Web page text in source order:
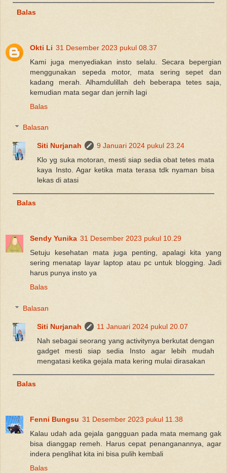
Balas
Okti Li 31 Desember 2023 pukul 08.37
Kami juga menyediakan insto selalu. Secara bepergian
menggunakan sepeda motor, mata sering sepet dan
kadang merah. Alhamdulillah deh beberapa tetes saja,
kemudian mata segar dan jernih lagi
Balas
Balasan
Siti Nurjanah
9 Januari 2024 pukul 23.24
Klo yg suka motoran, mesti siap sedia obat tetes mata
kaya Insto. Agar ketika mata terasa tdk nyaman bisa
lekas di atasi
Balas
Sendy Yunika 31 Desember 2023 pukul 10.29
Setuju kesehatan mata juga penting, apalagi kita yang
sering menatap layar laptop atau pc untuk blogging. Jadi
harus punya insto ya
Balas
Balasan
Siti Nurjanah
11 Januari 2024 pukul 20.07
Nah sebagai seorang yang activitynya berkutat dengan
gadget mesti siap sedia Insto agar lebih mudah
mengatasi ketika gejala mata kering mulai dirasakan
Balas
Fenni Bungsu 31 Desember 2023 pukul 11.38
Kalau udah ada gejala gangguan pada mata memang gak
bisa dianggap remeh. Harus cepat penanganannya, agar
indera penglihat kita ini bisa pulih kembali
Balas